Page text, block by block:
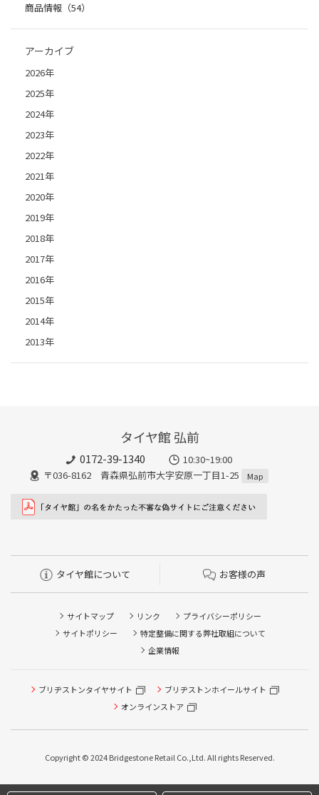
商品情報（54）
アーカイブ
2026年
2025年
2024年
2023年
2022年
2021年
2020年
2019年
2018年
2017年
2016年
2015年
2014年
2013年
タイヤ館 弘前
0172-39-1340
10:30~19:00
〒036-8162 青森県弘前市大字安原一丁目1-25
Map
タイヤ館について お客様の声
サイトマップ リンク
プライバシーポリシー
サイトポリシー
特定整備に関する弊社取組について
企業情報
ブリヂストンタイヤサイト
ブリヂストンホイールサイト
オンラインストア
Copyright © 2024 Bridgestone Retail Co.,Ltd. All rights Reserved.
タイヤ点検・安全点検/タイヤ履き替え/オイル交換/その他
ピット作業の予約
本日のタイヤ履き替え順番待ち予約 ※クローク契約会員の